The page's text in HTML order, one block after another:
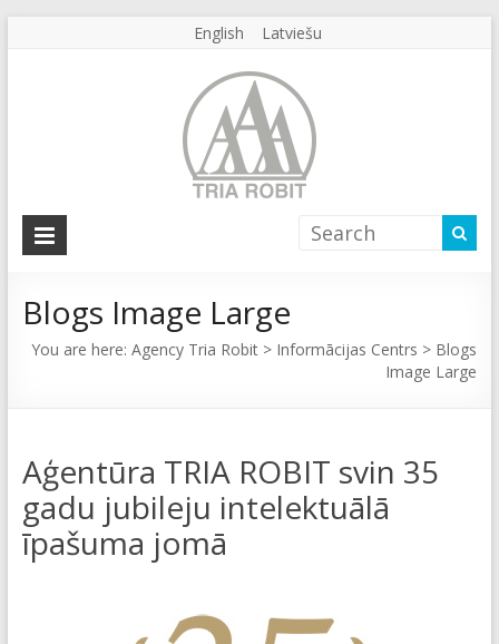
English Latviešu
Agency
Robit
Agency
Blogs Image Large
You are here:Agency Tria Robit > Informācijas Centrs > Blogs
Image Large
Aģentūra TRIA ROBIT svin 35
gadu jubileju intelektuālā
īpašuma jomā